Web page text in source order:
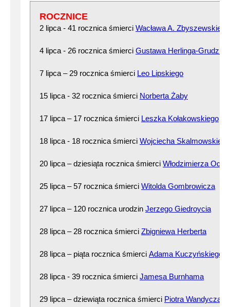
ROCZNICE
2 lipca - 41 rocznica śmierci Wacława A. Zbyszewskiego
4 lipca - 26 rocznica śmierci Gustawa Herlinga-
7 lipca – 29 rocznica śmierci Leo Lipskiego
15 lipca - 32 rocznica śmierci Norberta Żaby
17 lipca – 17 rocznica śmierci Leszka Kołakowskiego
18 lipca - 18 rocznica śmierci Wojciecha Skalmowskiego
20 lipca – dziesiąta rocznica śmierci Włodzimierza
25 lipca – 57 rocznica śmierci Witolda Gombrowicza
27 lipca – 120 rocznica urodzin Jerzego Giedroycia
28 lipca – 28 rocznica śmierci Zbigniewa Herberta
28 lipca – piąta rocznica śmierci Adama Kuczyńskiego
28 lipca - 39 rocznica śmierci Jamesa Burnhama
29 lipca – dziewiąta rocznica śmierci Piotra Wandycza